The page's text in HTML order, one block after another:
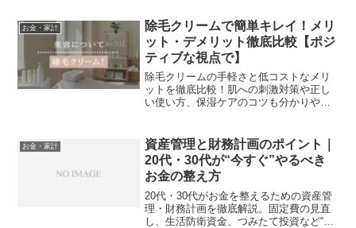
お金・家計
除毛クリームで簡単キレイ！メリ
ット・デメリット徹底比較【ポジ
ティブな視点で】
除毛クリームの手軽さと低コストなメリ
ットを徹底比較！肌への刺激対策や正し
い使い方、保湿ケアのコツも分かりやす
お金・家計
資産管理と財務計画のポイント｜
20代・30代が“今すぐ”やるべき
お金の整え方
20代・30代がお金を整えるための資産管
理・財務計画を徹底解説。固定費の見直
し、生活防衛資金、つみたて投資など“今